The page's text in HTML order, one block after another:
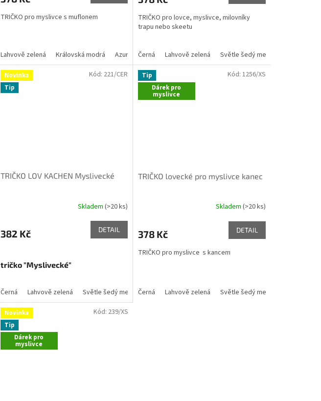
Šedý melír Khaki Marlboro červená Písková
TRIČKO pro myslivce s muflonem
Lahvově zelená Královská modrá Azurově modrá Červená Khaki Čokoládová
z
5
TRIČKO pro lovce, myslivce, milovníky
trapu nebo skeetu
Černá Lahvově zelená Světle šedý melír
Žlutá Červená Khaki Čokoládová
Novinka
Tip
TRIČKO LOV KACHEN Myslivecké
Skladem (>20 ks)
382 Kč DETAIL
tričko "Myslivecké"
Černá Lahvově zelená Světle šedý melír
Kód: 221/CER
Tip
Dárek pro
myslivce
TRIČKO lovecké pro myslivce kanec
Skladem (>20 ks)
378 Kč DETAIL
TRIČKO pro myslivce s kancem
Černá Lahvově zelená Světle šedý melír
Kód: 1256/XS
Novinka
Tip
Dárek pro
myslivce
Kód: 239/XS